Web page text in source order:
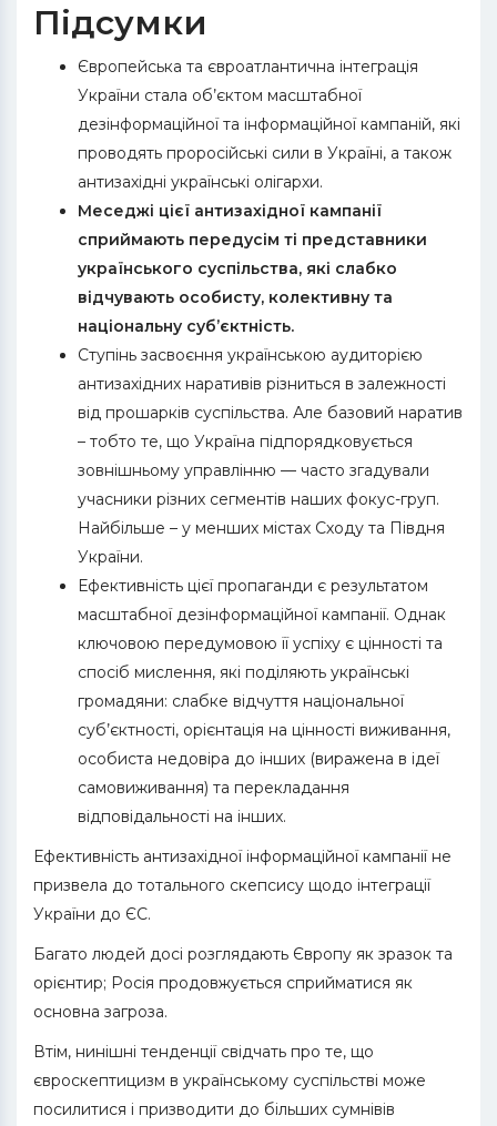
Підсумки
Європейська та євроатлантична інтеграція
України стала об’єктом масштабної
дезінформаційної та інформаційної кампаній, які
проводять проросійські сили в Україні, а також
антизахідні українські олігархи.
Меседжі цієї антизахідної кампанії
сприймають передусім ті представники
українського суспільства, які слабко
відчувають особисту, колективну та
національну суб’єктність.
Ступінь засвоєння українською аудиторією
антизахідних наративів різниться в залежності
від прошарків суспільства. Але базовий наратив
– тобто те, що Україна підпорядковується
зовнішньому управлінню — часто згадували
учасники різних сегментів наших фокус-груп.
Найбільше – у менших містах Сходу та Півдня
України.
Ефективність цієї пропаганди є результатом
масштабної дезінформаційної кампанії. Однак
ключовою передумовою її успіху є цінності та
спосіб мислення, які поділяють українські
громадяни: слабке відчуття національної
суб’єктності, орієнтація на цінності виживання,
особиста недовіра до інших (виражена в ідеї
самовиживання) та перекладання
відповідальності на інших.
Ефективність антизахідної інформаційної кампанії не
призвела до тотального скепсису щодо інтеграції
України до ЄС.
Багато людей досі розглядають Європу як зразок та
орієнтир; Росія продовжується сприйматися як
основна загроза.
Втім, нинішні тенденції свідчать про те, що
євроскептицизм в українському суспільстві може
посилитися і призводити до більших сумнівів